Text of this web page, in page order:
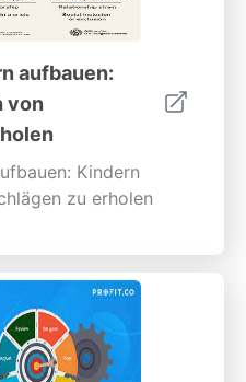
aufbauen:
von
Kindern
zu erholen